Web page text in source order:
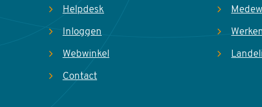
Helpdesk
Inloggen
Webwinkel
Contact